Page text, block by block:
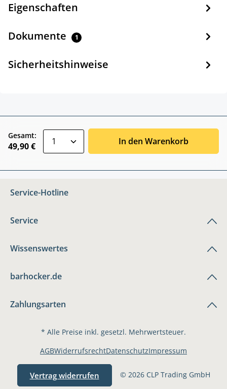
Eigenschaften
Dokumente 1
Sicherheitshinweise
Gesamt:
49,90 € In den Warenkorb
Service-Hotline
Service
Wissenswertes
barhocker.de
Zahlungsarten
* Alle Preise inkl. gesetzl. Mehrwertsteuer.
Vertrag widerrufen © 2026 CLP Trading GmbH
AGBWiderrufsrechtDatenschutzImpressum